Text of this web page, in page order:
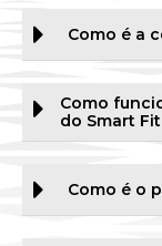
Como é a
Como
do Smart
Como é o